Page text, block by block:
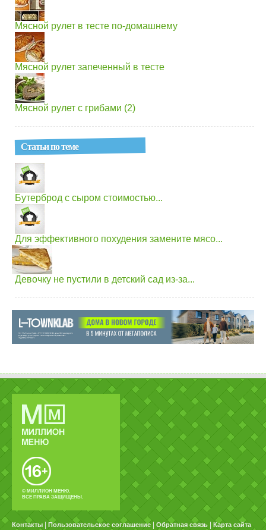
Мясной рулет в тесте по-домашнему
Мясной рулет запеченный в тесте
Мясной рулет с грибами (2)
Статьи по теме
Бутерброд с сыром стоимостью...
Для эффективного похудения замените мясо...
Девочку не пустили в детский сад из-за...
© МИЛЛИОН МЕНЮ.
ВСЕ ПРАВА ЗАЩИЩЕНЫ.
Контакты Пользовательское соглашение Обратная связь Карта сайта